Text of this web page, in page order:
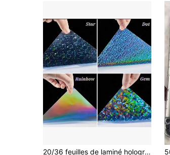
20/36 feuilles de laminé holographique A4 - Papier autocollant transparent auto-adhésif, revêtement transparent imperméable pour autocollants - Motifs gemme, point, arc-en-ciel, AStr